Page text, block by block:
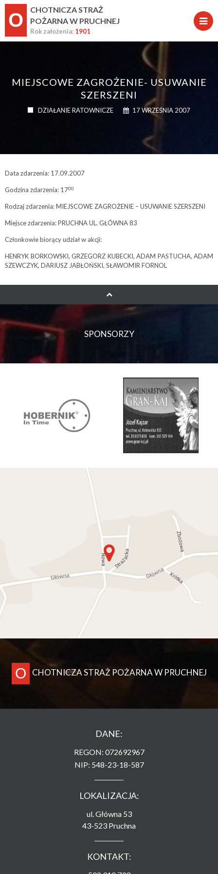
O
CHOTNICZA STRAŻ
POŻARNA W PRUCHNEJ
Rok założenia: 1901
MIEJSCOWE ZAGROŻENIE- USUWANIE
SZERSZENI
DZIAŁANIE RATOWNICZE 17 WRZEŚNIA 2007
Data zdarzenia: 17.09.2007
Godzina zdarzenia: 1700
Rodzaj zdarzenia: MIEJSCOWE ZAGROŻENIE – USUWANIE SZERSZENI
Miejsce zdarzenia: PRUCHNA UL. GŁÓWNA 83
Członkowie biorący udział w akcji:
HENRYK BORKOWSKI, GRZEGORZ KUBECKI, ADAM PASTUCHA, ADAM
SZEWCZYK, DARIUSZ JABŁOŃSKI, SŁAWOMIR FORNOL
SPONSORZY
O CHOTNICZA STRAŻ POŻARNA W PRUCHNEJ
DANE:
REGON: 072692967
NIP: 548-23-18-587
LOKALIZACJA:
ul. Główna 53
43-523 Pruchna
KONTAKT: